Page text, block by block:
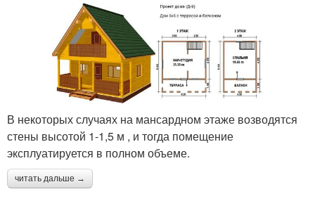
В некоторых случаях на мансардном этаже возводятся
стены высотой 1-1,5 м , и тогда помещение
эксплуатируется в полном объеме.
читать дальше →